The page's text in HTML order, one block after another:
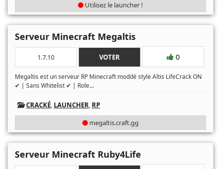
Utilisez le launcher !
Serveur Minecraft Megaltis
1.7.10 VOTER 0
Megaltis est un serveur RP Minecraft moddé style Altis LifeCrack ON
✔ | Sans Whitelist ✔ | Role...
CRACKÉ, LAUNCHER, RP
megaltis.craft.gg
Serveur Minecraft Ruby4Life